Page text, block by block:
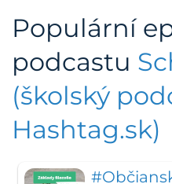
Populární
podcastu
(školský
Hashtag.sk)